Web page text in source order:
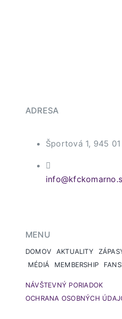
ADRESA
Športová 1, 945
MENU
DOMOV AKTUALITY
MÉDIÁ
MEMBERSHIP
NÁVŠTEVNÝ PORIADOK
OCHRANA OSOBNÝCH